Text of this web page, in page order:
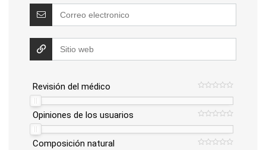
Revisión del médico
Opiniones de los usuarios
Composición natural